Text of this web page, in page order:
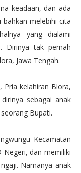
keadaan, dan ada
melebihi cita
yang dialami
Dirinya tak pernah
Jawa Tengah.
Pria kelahiran Blora,
sebagai anak
Bupati.
Kecamatan
Negeri, dan memiliki
Namanya anak